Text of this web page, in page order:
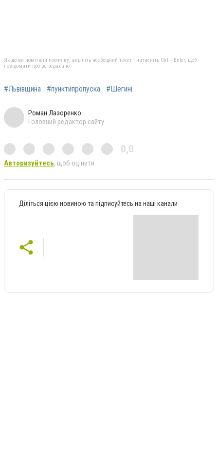
Якщо ви помітили помилку, виділіть необхідний текст і натисніть Ctrl + Enter, щоб
повідомити про це редакцію
#Львівщина #пунктипропуска #Шегині
Роман Лазоренко
Головний редактор сайту
0,0
Авторизуйтесь, щоб оцінити
Діліться цією новиною та підписуйтесь на наші канали